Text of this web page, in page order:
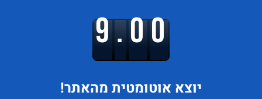
9.00
יוצא אוטומטית מהאתר!